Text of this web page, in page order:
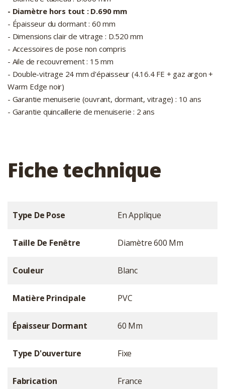
- Diamètre hors tout : D.690 mm
- Épaisseur du dormant : 60 mm
- Dimensions clair de vitrage : D.520 mm
- Accessoires de pose non compris
- Aile de recouvrement : 15 mm
- Double-vitrage 24 mm d'épaisseur (4.16.4 FE + gaz argon +
Warm Edge noir)
- Garantie menuiserie (ouvrant, dormant, vitrage) : 10 ans
- Garantie quincaillerie de menuiserie : 2 ans
Fiche technique
Type De Pose En Applique
Taille De Fenêtre Diamètre 600 Mm
Couleur Blanc
Matière Principale PVC
Épaisseur Dormant 60 Mm
Type D'ouverture Fixe
Fabrication France